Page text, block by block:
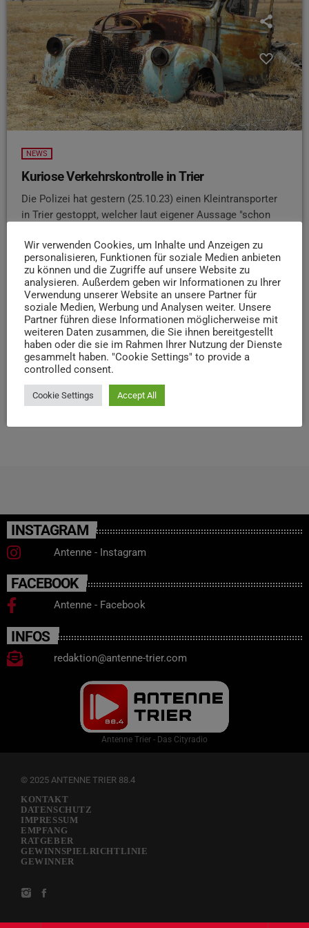
NEWS
Kuriose Verkehrskontrolle in Trier
Die Polizei hat gestern (25.10.23) einen Kleintransporter
in Trier gestoppt, welcher laut eigener Aussage "schon
Rahmen der Kontrolle stellte sich allerdings heraus, dass
das Auto offenbar erst vor kurzer Zeit die
Hauptuntersuchung bestanden hatte. Der Fahrer zeigte
den Beamten einen frischen Prüfbericht, die neue Plakette
und den Eintrag in den Begleitpapieren, dass lediglich
zwei Reifen ungleichmäßig abgefahren waren. Dennoch
wies das Fahrzeug 19 erhebliche Mängel auf, darunter
eine durchgerostete Karosserie, marode Bremsleitungen
[…]
26. OKTOBER 2023 61 1
INSTAGRAM
Antenne - Instagram
FACEBOOK
Antenne - Facebook
INFOS
redaktion@antenne-trier.com
Antenne Trier - Das Cityradio
© 2025 ANTENNE TRIER 88.4
KONTAKT
DATENSCHUTZ
IMPRESSUM
EMPFANG
RATGEBER
GEWINNSPIELRICHTLINIE
GEWINNER
Wir verwenden Cookies, um Inhalte und Anzeigen zu
personalisieren, Funktionen für soziale Medien anbieten
zu können und die Zugriffe auf unsere Website zu
analysieren. Außerdem geben wir Informationen zu Ihrer
Verwendung unserer Website an unsere Partner für
soziale Medien, Werbung und Analysen weiter. Unsere
Partner führen diese Informationen möglicherweise mit
weiteren Daten zusammen, die Sie ihnen bereitgestellt
haben oder die sie im Rahmen Ihrer Nutzung der Dienste
gesammelt haben. "Cookie Settings" to provide a
controlled consent.
Cookie Settings Accept All